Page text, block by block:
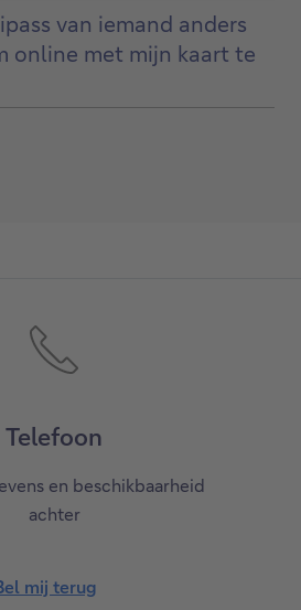
van iemand anders
online met mijn kaart te
Telefoon
en beschikbaarheid
achter
mij terug